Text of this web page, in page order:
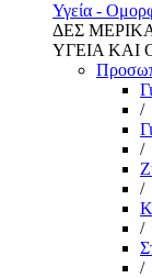
Υγεία -
ΔΕΣ
ΥΓΕΙΑ ΚΑΙ
/
/
/
/
/